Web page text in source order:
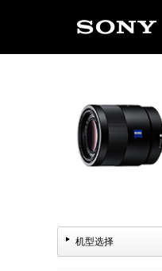
机型选择